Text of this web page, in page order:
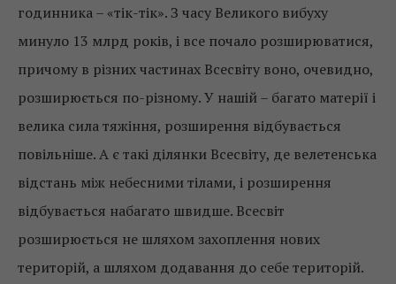
годинника – «тік-тік». З часу Великого вибуху
минуло 13 млрд років, і все почало розширюватися,
причому в різних частинах Всесвіту воно, очевидно,
розширюється по-різному. У нашій – багато матерії і
велика сила тяжіння, розширення відбувається
повільніше. А є такі ділянки Всесвіту, де велетенська
відстань між небесними тілами, і розширення
відбувається набагато швидше. Всесвіт
розширюється не шляхом захоплення нових
територій, а шляхом додавання до себе територій.